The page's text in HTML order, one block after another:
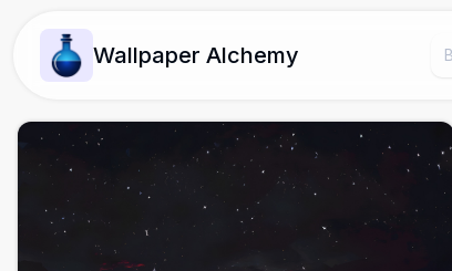
Wallpaper Alchemy